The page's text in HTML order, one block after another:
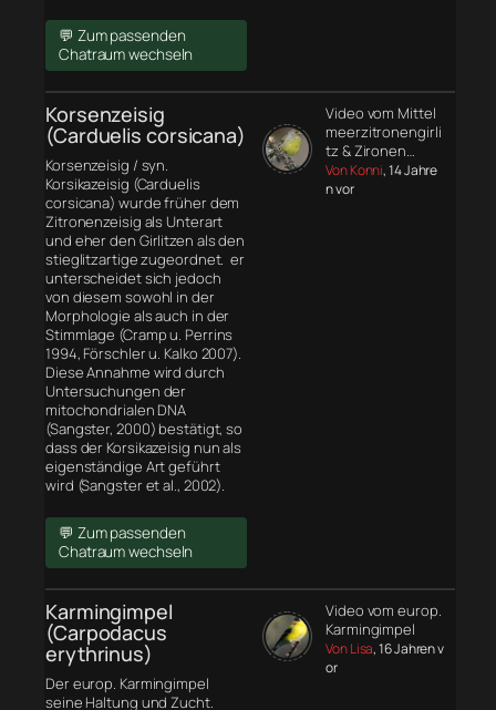
💬 Zum passenden
Chatraum wechseln
Korsenzeisig
(Carduelis corsicana)
Korsenzeisig / syn.
Korsikazeisig (Carduelis
corsicana) wurde früher dem
Zitronenzeisig als Unterart
und eher den Girlitzen als den
stieglitzartige zugeordnet. er
unterscheidet sich jedoch
von diesem sowohl in der
Morphologie als auch in der
Stimmlage (Cramp u. Perrins
1994, Förschler u. Kalko 2007).
Diese Annahme wird durch
Untersuchungen der
mitochondrialen DNA
(Sangster, 2000) bestätigt, so
dass der Korsikazeisig nun als
eigenständige Art geführt
wird (Sangster et al., 2002).
💬 Zum passenden
Chatraum wechseln
Video vom Mittel
meerzitronengirli
tz & Zironen…
Von Konni, 14 Jahre
n vor
Karmingimpel
(Carpodacus
erythrinus)
Der europ. Karmingimpel
seine Haltung und Zucht.
Video vom europ.
Karmingimpel
Von Lisa, 16 Jahren v
or